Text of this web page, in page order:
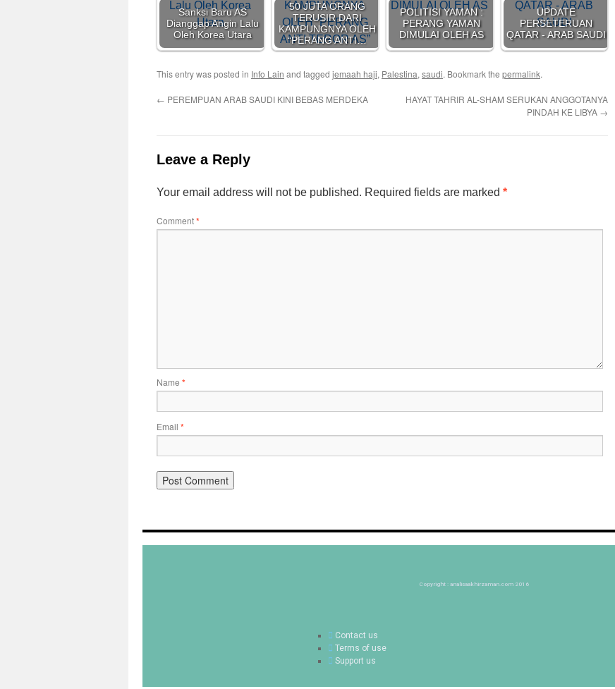
Sanksi Baru AS
Dianggap Angin Lalu
Oleh Korea Utara
50 JUTA ORANG
TERUSIR DARI
KAMPUNGNYA OLEH
“PERANG ANTI…
POLITISI YAMAN :
PERANG YAMAN
DIMULAI OLEH AS
UPDATE
PERSETERUAN
QATAR - ARAB SAUDI
This entry was posted in Info Lain and tagged jemaah haji, Palestina, saudi. Bookmark the permalink.
← PEREMPUAN ARAB SAUDI KINI BEBAS MERDEKA
HAYAT TAHRIR AL-SHAM SERUKAN ANGGOTANYA
PINDAH KE LIBYA →
Leave a Reply
Your email address will not be published. Required fields are marked *
Comment*
Name *
Email *
Copyright : analisaakhirzaman.com 2016
Contact us
Terms of use
Support us